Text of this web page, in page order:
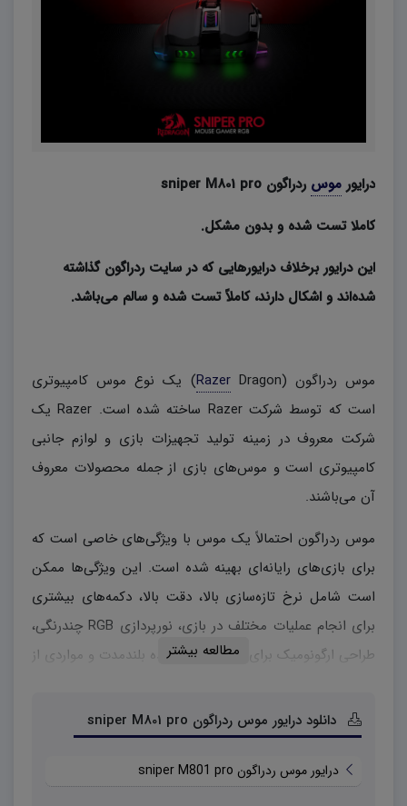
درایور موس ردراگون sniper M801 pro
کاملا تست شده و بدون مشکل.
این درایور برخلاف درایورهایی که در سایت ردراگون گذاشته
شده‌اند و اشکال دارند، کاملاً تست شده و سالم می‌باشد.
موس ردراگون ( RazerDragon) یک نوع موس کامپیوتری
است که توسط شرکت Razer ساخته شده است. Razer یک
شرکت معروف در زمینه تولید تجهیزات بازی و لوازم جانبی
کامپیوتری است و موس‌های بازی از جمله محصولات معروف
آن می‌باشند.
موس ردراگون احتمالاً یک موس با ویژگی‌های خاصی است که
برای بازی‌های رایانه‌ای بهینه شده است. این ویژگی‌ها ممکن
است شامل نرخ تازه‌سازی بالا، دقت بالا، دکمه‌های بیشتری
برای انجام عملیات مختلف در بازی، نورپردازی RGB چندرنگی،
طراحی ارگونومیک برای راحتی در استفاده بلندمدت و مواردی از
موس ردراگون Sniper M801 Pro یک موس بازی با کیفیت و
شده است. این موس به ویژه برای گیمرها طراحی شده و از
مطالعه بیشتر
دانلود درایور موس ردراگون sniper M801 pro
درایور موس ردراگون sniper M801 pro